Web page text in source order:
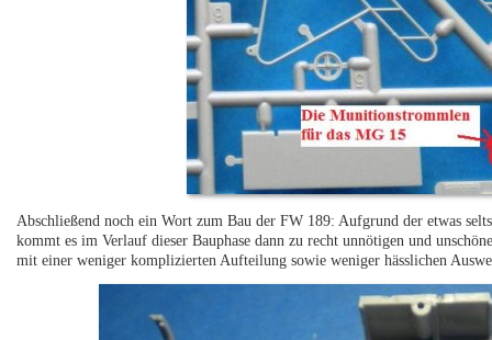
Abschließend noch ein Wort zum Bau der FW 189: Aufgrund der etwas
kommt es im Verlauf dieser Bauphase dann zu recht unnötigen und
mit einer weniger komplizierten Aufteilung sowie weniger hässlichen